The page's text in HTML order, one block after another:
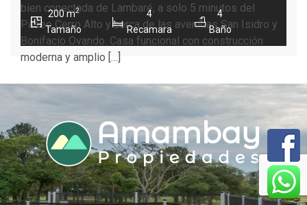
bien conectada de Lambaré, a solo 5 minutos del
Paseo Cerro Alto y cerca de las avenidas San Isidro y
Bonifacio Ovando. Casa funcional con construcción
moderna y amplio […]
200 m2
Tamaño
4
Recamara
4
Baño